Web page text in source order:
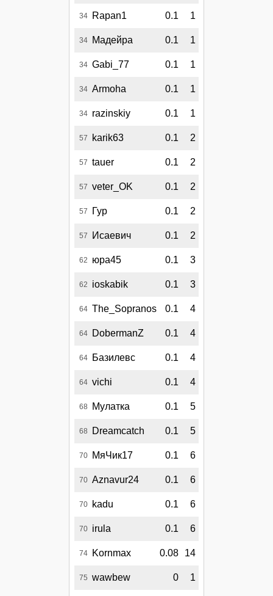
34 Rapan1 0.1 1
34 Мадейра 0.1 1
34 Gabi_77 0.1 1
34 Armoha 0.1 1
34 razinskiy 0.1 1
57 karik63 0.1 2
57 tauer 0.1 2
57 veter_OK 0.1 2
57 Гур 0.1 2
57 Исаевич 0.1 2
62 юра45 0.1 3
62 ioskabik 0.1 3
64 The_Sopranos 0.1 4
64 DobermanZ 0.1 4
64 Базилевс 0.1 4
64 vichi 0.1 4
68 Мулатка 0.1 5
68 Dreamcatch 0.1 5
70 МяЧик17 0.1 6
70 Aznavur24 0.1 6
70 kadu 0.1 6
70 irula 0.1 6
74 Kornmax 0.08 14
75 wawbew 0 1